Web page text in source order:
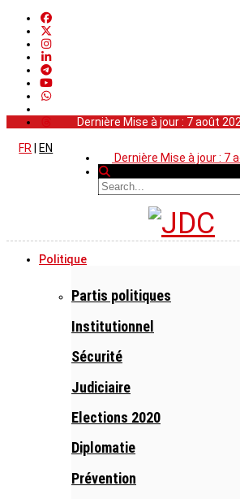
Dernière Mise à jour : 7
Dernière Mise à jour : 7 août
FR
EN
Politique
Partis politiques
Institutionnel
Sécurité
Judiciaire
Elections 2020
Diplomatie
Prévention